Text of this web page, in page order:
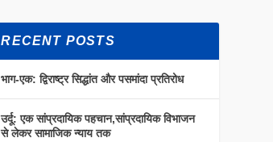
RECENT POSTS
भाग-एक: द्विराष्ट्र सिद्धांत और पसमांदा प्रतिरोध
उर्दू: एक सांप्रदायिक पहचान,सांप्रदायिक विभाजन
से लेकर सामाजिक न्याय तक